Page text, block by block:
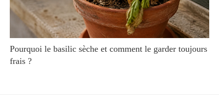
Pourquoi le basilic sèche et comment le garder toujours
frais ?